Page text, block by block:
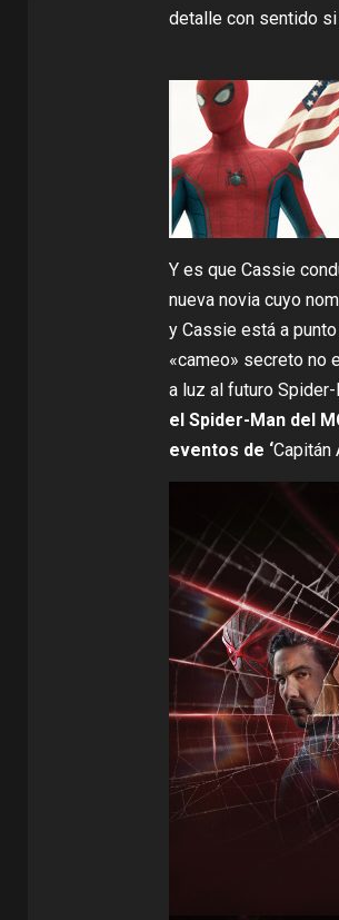
detalle con sentido
Y es que Cassie
nueva novia cuyo
y Cassie está a
«cameo» secreto no
a luz al futuro
el Spider-Man del
eventos de ‘Capitán